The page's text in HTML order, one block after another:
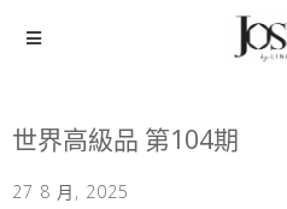
世界高級品 第104期
27 8 月, 2025